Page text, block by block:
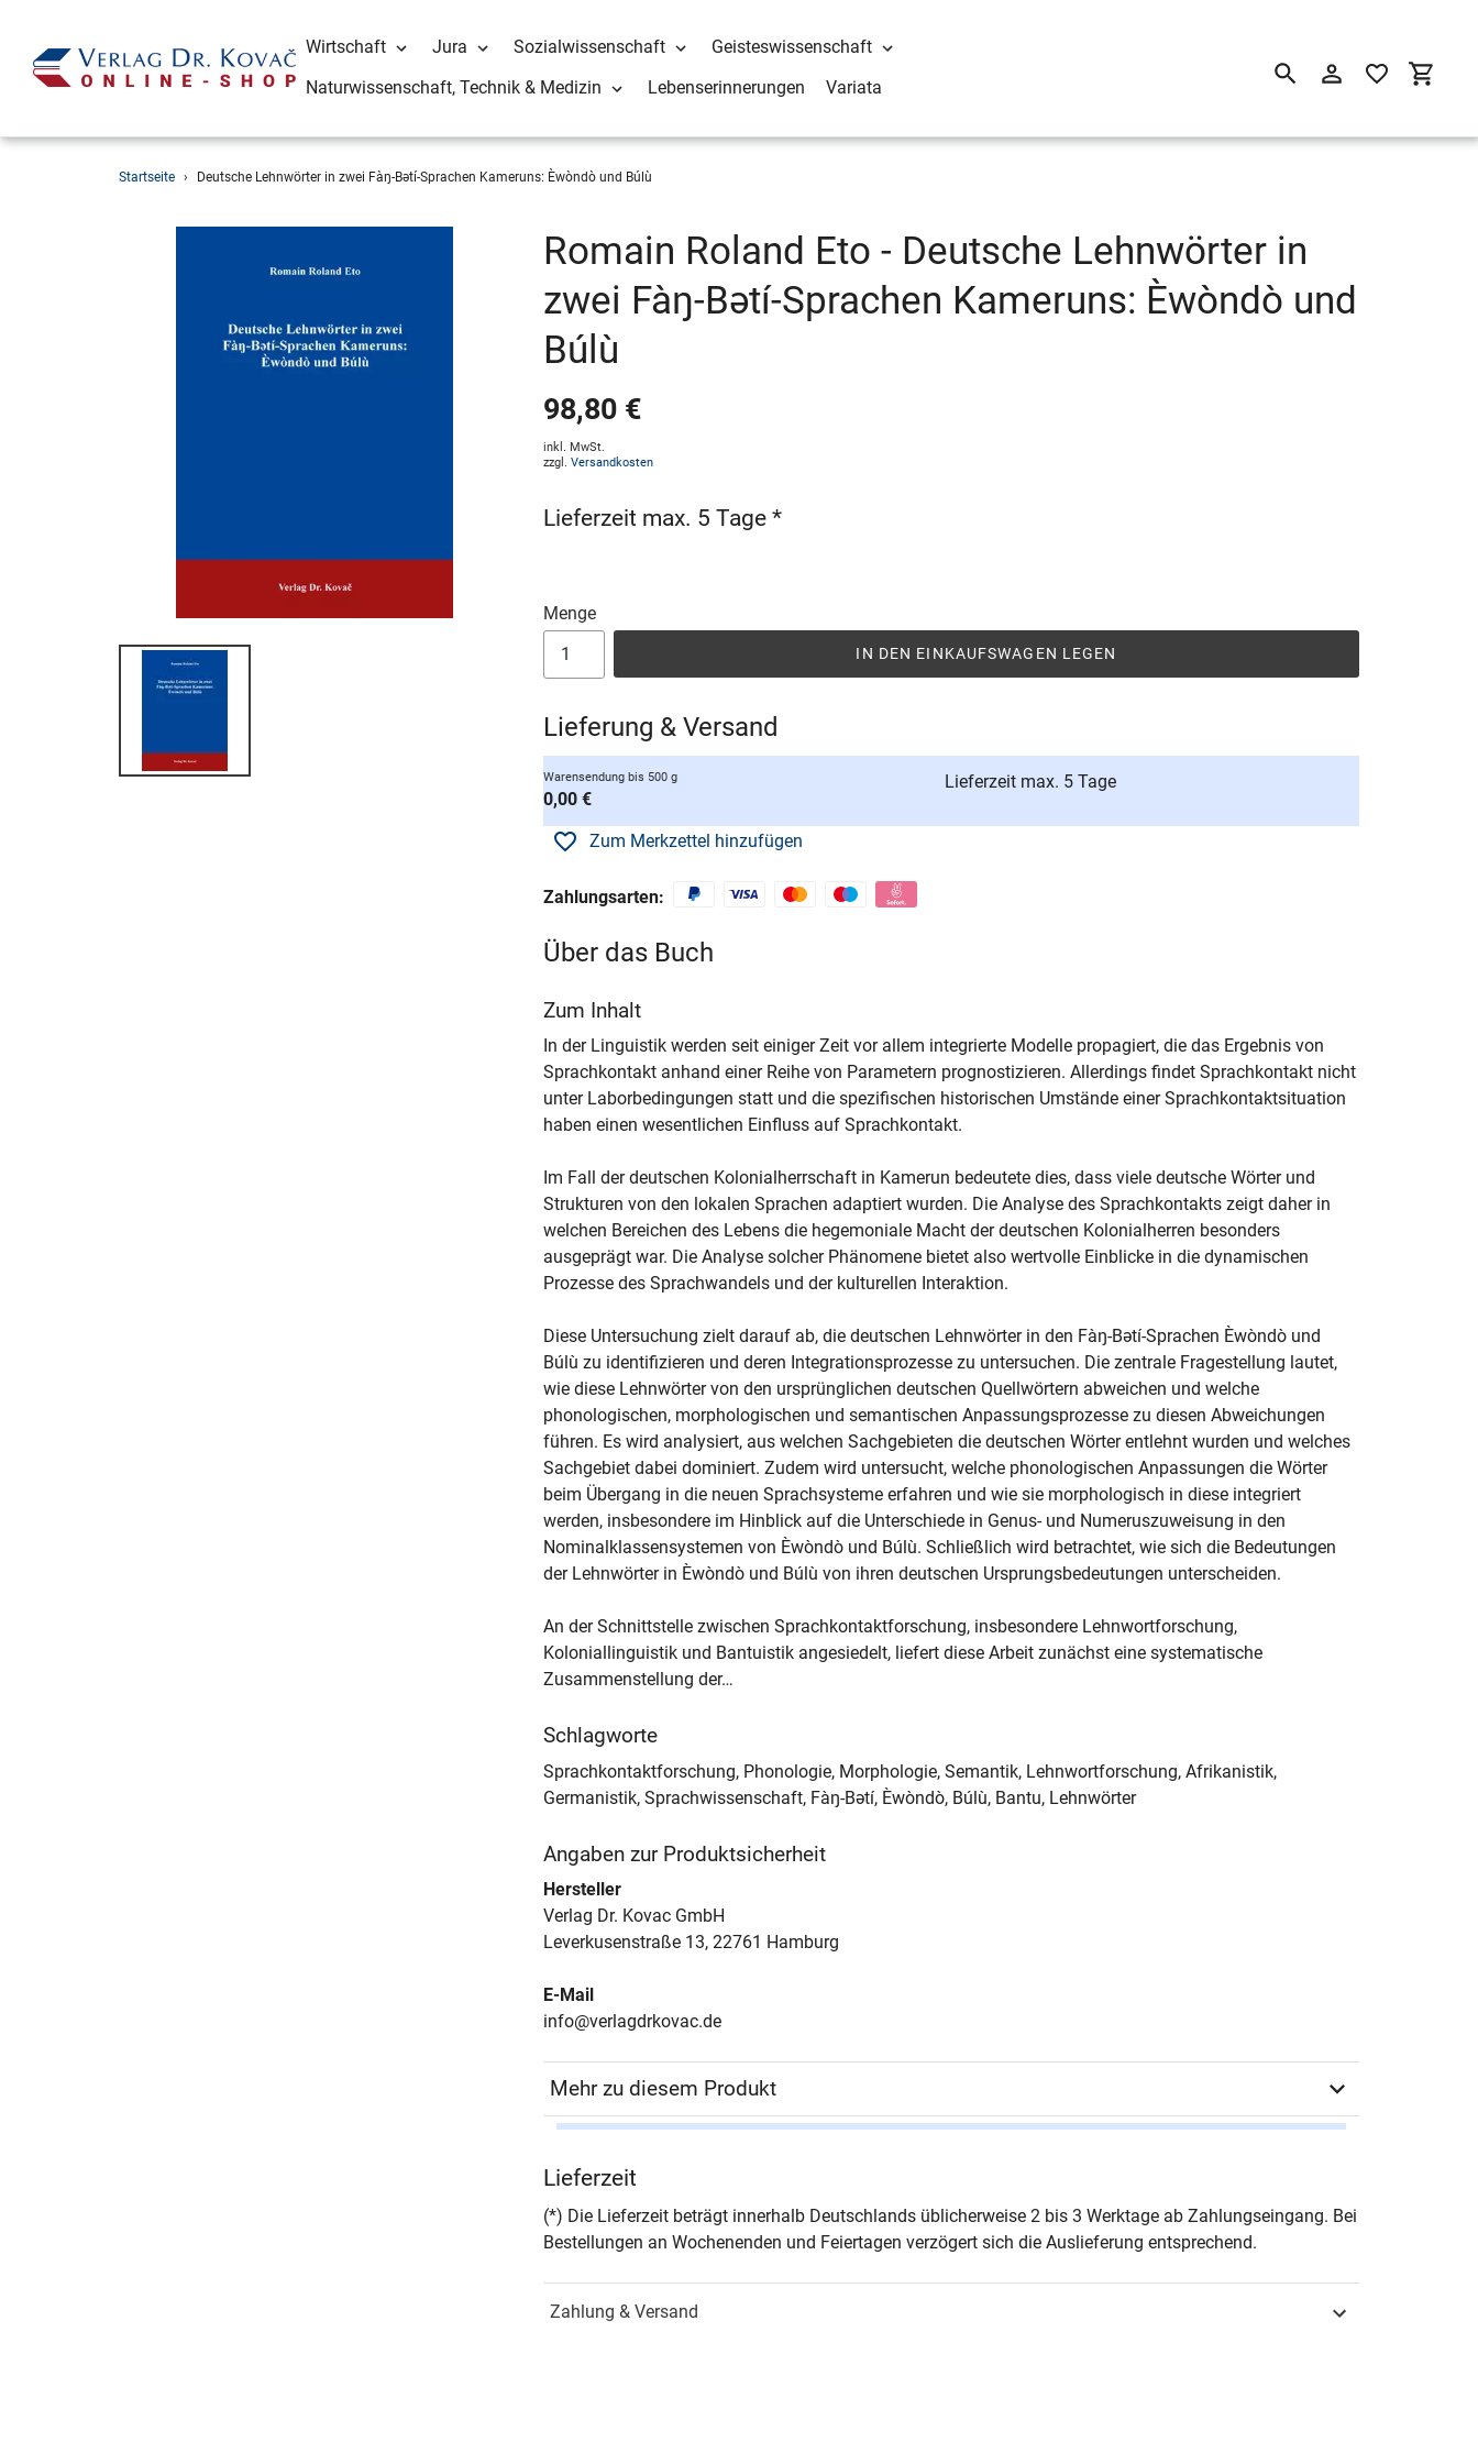
Wirtschaft Jura Sozialwissenschaft
Geisteswissenschaft
Naturwissenschaft, Technik & Medizin
Lebenserinnerungen Variata SuchenEinloggen
Startseite › Deutsche Lehnwörter in zwei Fàŋ-Bətí-Sprachen Kameruns: Èwòndò und Búlù
Romain Roland Eto - Deutsche Lehnwörter in
zwei Fàŋ-Bətí-Sprachen Kameruns: Èwòndò und
Búlù
98,80 €
inkl. MwSt.
zzgl. Versandkosten
Lieferzeit max. 5 Tage *
Menge
IN DEN EINKAUFSWAGEN LEGEN
Lieferung & Versand
Warensendung bis 500 g
0,00 €
Lieferzeit max. 5 Tage
Zum Merkzettel hinzufügen
Zahlungsarten:
Über das Buch
Zum Inhalt
In der Linguistik werden seit einiger Zeit vor allem integrierte Modelle propagiert, die das Ergebnis von
Sprachkontakt anhand einer Reihe von Parametern prognostizieren. Allerdings findet Sprachkontakt nicht
unter Laborbedingungen statt und die spezifischen historischen Umstände einer Sprachkontaktsituation
haben einen wesentlichen Einfluss auf Sprachkontakt.
Im Fall der deutschen Kolonialherrschaft in Kamerun bedeutete dies, dass viele deutsche Wörter und
Strukturen von den lokalen Sprachen adaptiert wurden. Die Analyse des Sprachkontakts zeigt daher in
welchen Bereichen des Lebens die hegemoniale Macht der deutschen Kolonialherren besonders
ausgeprägt war. Die Analyse solcher Phänomene bietet also wertvolle Einblicke in die dynamischen
Prozesse des Sprachwandels und der kulturellen Interaktion.
Diese Untersuchung zielt darauf ab, die deutschen Lehnwörter in den Fàŋ-Bətí-Sprachen Èwòndò und
Búlù zu identifizieren und deren Integrationsprozesse zu untersuchen. Die zentrale Fragestellung lautet,
wie diese Lehnwörter von den ursprünglichen deutschen Quellwörtern abweichen und welche
phonologischen, morphologischen und semantischen Anpassungsprozesse zu diesen Abweichungen
führen. Es wird analysiert, aus welchen Sachgebieten die deutschen Wörter entlehnt wurden und welches
Sachgebiet dabei dominiert. Zudem wird untersucht, welche phonologischen Anpassungen die Wörter
beim Übergang in die neuen Sprachsysteme erfahren und wie sie morphologisch in diese integriert
werden, insbesondere im Hinblick auf die Unterschiede in Genus- und Numeruszuweisung in den
Nominalklassensystemen von Èwòndò und Búlù. Schließlich wird betrachtet, wie sich die Bedeutungen
der Lehnwörter in Èwòndò und Búlù von ihren deutschen Ursprungsbedeutungen unterscheiden.
An der Schnittstelle zwischen Sprachkontaktforschung, insbesondere Lehnwortforschung,
Koloniallinguistik und Bantuistik angesiedelt, liefert diese Arbeit zunächst eine systematische
Zusammenstellung der…
Schlagworte
Sprachkontaktforschung, Phonologie, Morphologie, Semantik, Lehnwortforschung, Afrikanistik,
Germanistik, Sprachwissenschaft, Fàŋ-Bətí, Èwòndò, Búlù, Bantu, Lehnwörter
Angaben zur Produktsicherheit
Hersteller
Verlag Dr. Kovac GmbH
Leverkusenstraße 13, 22761 Hamburg
E-Mail
info@verlagdrkovac.de
Mehr zu diesem Produkt
Seiten 288
ISBN
Lieferzeit
(*) Die Lieferzeit beträgt innerhalb Deutschlands üblicherweise 2 bis 3 Werktage ab Zahlungseingang. Bei
Bestellungen an Wochenenden und Feiertagen verzögert sich die Auslieferung entsprechend.
Zahlung & Versand